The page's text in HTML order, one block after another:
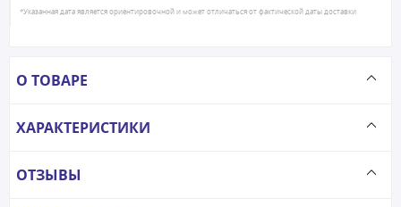
*Указанная дата является ориентировочной и может отличаться от фактической даты доставки
О ТОВАРЕ
ХАРАКТЕРИСТИКИ
ОТЗЫВЫ